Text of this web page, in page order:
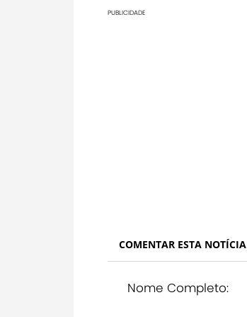
PUBLICIDADE
COMENTAR ESTA NOTÍCIA
Nome Completo: